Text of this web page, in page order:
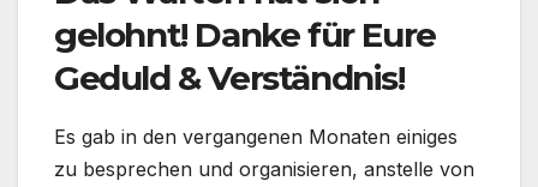
gelohnt! Danke für Eure
Geduld & Verständnis!
Es gab in den vergangenen Monaten einiges
zu besprechen und organisieren, anstelle von